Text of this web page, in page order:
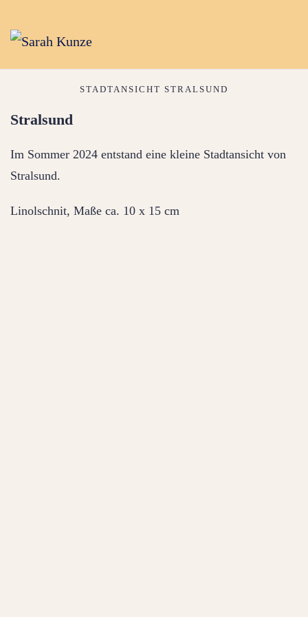
STADTANSICHT STRALSUND
Stralsund
Im Sommer 2024 entstand eine kleine Stadtansicht von
Stralsund.
Linolschnit, Maße ca. 10 x 15 cm